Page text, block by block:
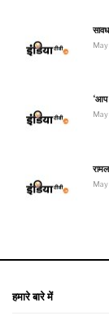
May
May
May
हमारे बारे में